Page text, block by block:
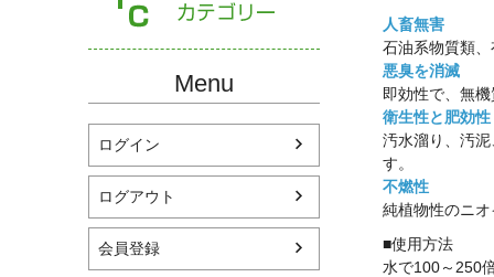
Menu
ログイン
ログアウト
会員登録
人畜無害
石油系物質類
悪臭を消滅
即効性で、無
衛生性と肥効性
汚水溜り、汚
す。
不燃性
純植物性のニ
■使用方法
水で100～250